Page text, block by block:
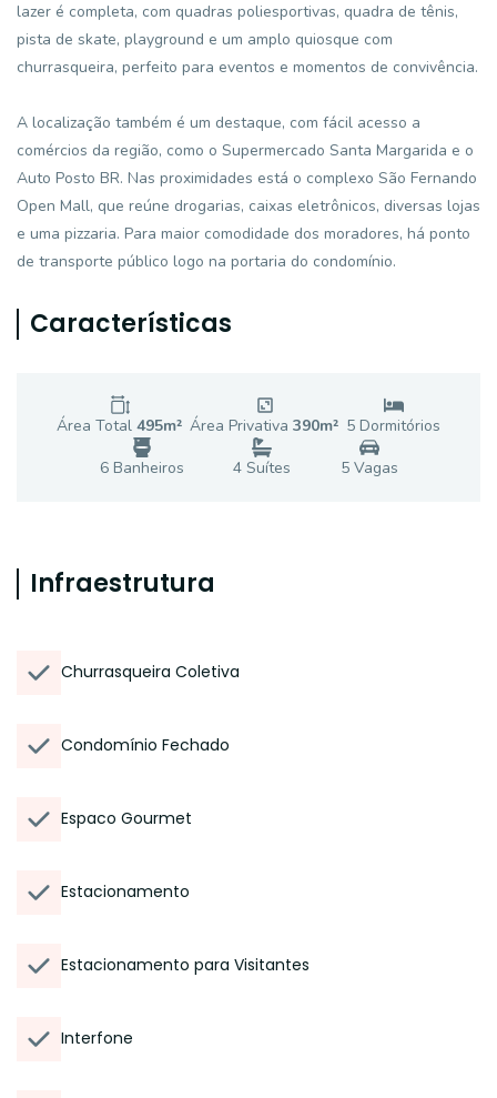
lazer é completa, com quadras poliesportivas, quadra de tênis,
pista de skate, playground e um amplo quiosque com
churrasqueira, perfeito para eventos e momentos de convivência.
A localização também é um destaque, com fácil acesso a
comércios da região, como o Supermercado Santa Margarida e o
Auto Posto BR. Nas proximidades está o complexo São Fernando
Open Mall, que reúne drogarias, caixas eletrônicos, diversas lojas
e uma pizzaria. Para maior comodidade dos moradores, há ponto
de transporte público logo na portaria do condomínio.
Características
Área Total 495m² Área Privativa 390m² 5 Dormitórios
6Banheiros 4 Suítes 5Vagas
Infraestrutura
Churrasqueira Coletiva
Condomínio Fechado
Espaco Gourmet
Estacionamento
Estacionamento para Visitantes
Interfone